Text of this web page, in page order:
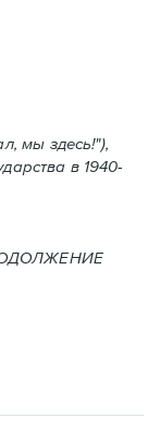
мы здесь!"),
в 1940-